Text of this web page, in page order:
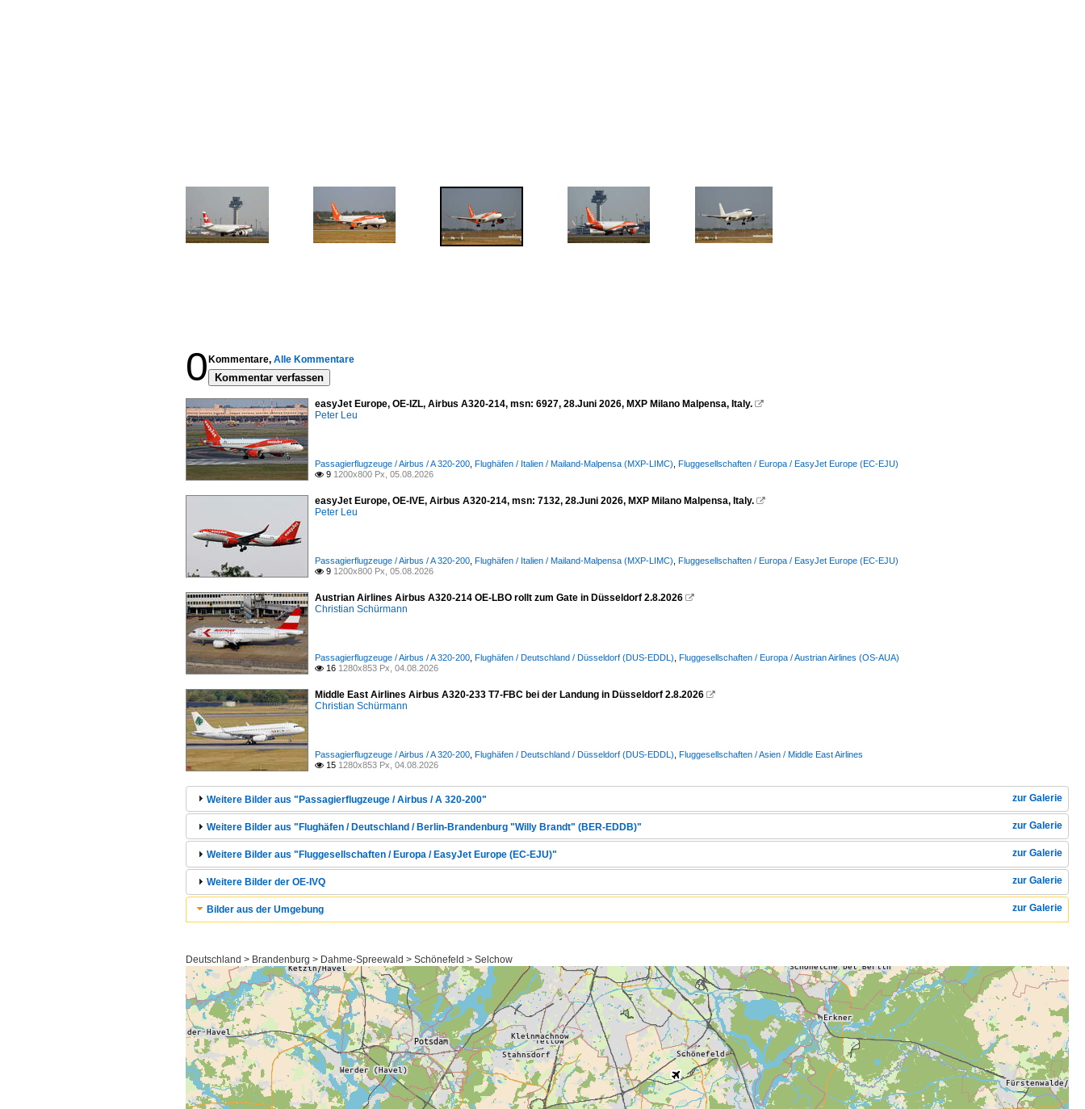
0 Kommentare, Alle Kommentare
Kommentar verfassen
easyJet Europe, OE-IZL, Airbus A320-214, msn: 6927, 28.Juni 2026, MXP Milano Malpensa, Italy. 
Peter Leu
Passagierflugzeuge / Airbus / A 320-200 Flughäfen / Italien / Mailand-Malpensa (MXP-LIMC) Fluggesellschaften / Europa / EasyJet Europe (EC-EJU)
 9 1200x800 Px, 05.08.2026
easyJet Europe, OE-IVE, Airbus A320-214, msn: 7132, 28.Juni 2026, MXP Milano Malpensa, Italy. 
Peter Leu
Passagierflugzeuge / Airbus / A 320-200 Flughäfen / Italien / Mailand-Malpensa (MXP-LIMC) Fluggesellschaften / Europa / EasyJet Europe (EC-EJU)
 9 1200x800 Px, 05.08.2026
Austrian Airlines Airbus A320-214 OE-LBO rollt zum Gate in Düsseldorf 2.8.2026 
Christian Schürmann
Passagierflugzeuge / Airbus / A 320-200 Flughäfen / Deutschland / Düsseldorf (DUS-EDDL) Fluggesellschaften / Europa / Austrian Airlines (OS-AUA)
 16 1280x853 Px, 04.08.2026
Middle East Airlines Airbus A320-233 T7-FBC bei der Landung in Düsseldorf 2.8.2026 
Christian Schürmann
Passagierflugzeuge / Airbus / A 320-200 Flughäfen / Deutschland / Düsseldorf (DUS-EDDL) Fluggesellschaften / Asien / Middle East Airlines
 15 1280x853 Px, 04.08.2026
zur Galerie
Weitere Bilder aus "Passagierflugzeuge / Airbus / A 320-200"
zur Galerie
Weitere Bilder aus "Flughäfen / Deutschland / Berlin-Brandenburg "Willy Brandt" (BER-EDDB)"
zur Galerie
Weitere Bilder aus "Fluggesellschaften / Europa / EasyJet Europe (EC-EJU)"
zur Galerie
Weitere Bilder der OE-IVQ
zur Galerie
Bilder aus der Umgebung
Deutschland > Brandenburg > Dahme-Spreewald > Schönefeld > Selchow